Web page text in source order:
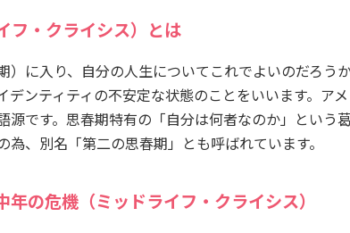
フ・クライシス）とは
に入り、自分の人生についてこれでよいのだろう
デンティティの不安定な状態のことをいいます。ア
源です。思春期特有の「自分は何者なのか」という
、別名「第二の思春期」とも呼ばれています。
の危機（ミッドライフ・クライシス）